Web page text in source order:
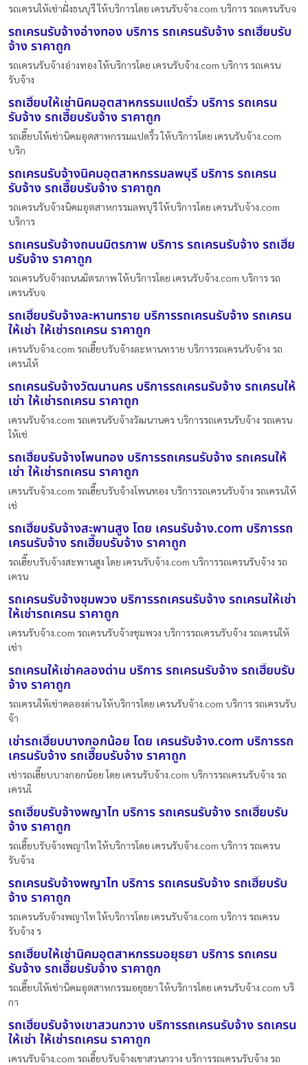
รถเครนให้เช่าฝั่งธนบุรี ให้บริการโดย เครนรับจ้าง.com บริการ รถเครนรับจ
รถเครนรับจ้างอ่างทอง บริการ รถเครนรับจ้าง รถเฮี๊ยบรับ
จ้าง ราคาถูก
รถเครนรับจ้างอ่างทอง ให้บริการโดย เครนรับจ้าง.com บริการ รถเครน
รับจ้าง
รถเฮี๊ยบให้เช่านิคมอุตสาหกรรมแปดริ้ว บริการ รถเครน
รับจ้าง รถเฮี๊ยบรับจ้าง ราคาถูก
รถเฮี๊ยบให้เช่านิคมอุตสาหกรรมแปดริ้ว ให้บริการโดย เครนรับจ้าง.com
บริก
รถเครนรับจ้างนิคมอุตสาหกรรมลพบุรี บริการ รถเครน
รับจ้าง รถเฮี๊ยบรับจ้าง ราคาถูก
รถเครนรับจ้างนิคมอุตสาหกรรมลพบุรี ให้บริการโดย เครนรับจ้าง.com
บริการ
รถเครนรับจ้างถนนมิตรภาพ บริการ รถเครนรับจ้าง รถเฮี๊ย
บรับจ้าง ราคาถูก
รถเครนรับจ้างถนนมิตรภาพ ให้บริการโดย เครนรับจ้าง.com บริการ รถ
เครนรับจ
รถเฮี๊ยบรับจ้างละหานทราย บริการรถเครนรับจ้าง รถเครน
ให้เช่า ให้เช่ารถเครน ราคาถูก
เครนรับจ้าง.com รถเฮี๊ยบรับจ้างละหานทราย บริการรถเครนรับจ้าง รถ
เครนให้
รถเครนรับจ้างวัฒนานคร บริการรถเครนรับจ้าง รถเครนให้
เช่า ให้เช่ารถเครน ราคาถูก
เครนรับจ้าง.com รถเครนรับจ้างวัฒนานคร บริการรถเครนรับจ้าง รถเครน
ให้เช่
รถเฮี๊ยบรับจ้างโพนทอง บริการรถเครนรับจ้าง รถเครนให้
เช่า ให้เช่ารถเครน ราคาถูก
เครนรับจ้าง.com รถเฮี๊ยบรับจ้างโพนทอง บริการรถเครนรับจ้าง รถเครนให้
เช่
รถเฮี๊ยบรับจ้างสะพานสูง โดย เครนรับจ้าง.com บริการรถ
เครนรับจ้าง รถเฮี๊ยบรับจ้าง ราคาถูก
รถเฮี๊ยบรับจ้างสะพานสูง โดย เครนรับจ้าง.com บริการรถเครนรับจ้าง รถ
เครน
รถเครนรับจ้างชุมพวง บริการรถเครนรับจ้าง รถเครนให้เช่า
ให้เช่ารถเครน ราคาถูก
เครนรับจ้าง.com รถเครนรับจ้างชุมพวง บริการรถเครนรับจ้าง รถเครนให้
เช่า
รถเครนให้เช่าคลองด่าน บริการ รถเครนรับจ้าง รถเฮี๊ยบรับ
จ้าง ราคาถูก
รถเครนให้เช่าคลองด่าน ให้บริการโดย เครนรับจ้าง.com บริการ รถเครนรับ
จ้า
เช่ารถเฮี๊ยบบางกอกน้อย โดย เครนรับจ้าง.com บริการรถ
เครนรับจ้าง รถเฮี๊ยบรับจ้าง ราคาถูก
เช่ารถเฮี๊ยบบางกอกน้อย โดย เครนรับจ้าง.com บริการรถเครนรับจ้าง รถ
เครนใ
รถเฮี๊ยบรับจ้างพญาไท บริการ รถเครนรับจ้าง รถเฮี๊ยบรับ
จ้าง ราคาถูก
รถเฮี๊ยบรับจ้างพญาไท ให้บริการโดย เครนรับจ้าง.com บริการ รถเครน
รับจ้าง
รถเครนรับจ้างพญาไท บริการ รถเครนรับจ้าง รถเฮี๊ยบรับ
จ้าง ราคาถูก
รถเครนรับจ้างพญาไท ให้บริการโดย เครนรับจ้าง.com บริการ รถเครน
รับจ้าง ร
รถเฮี๊ยบให้เช่านิคมอุตสาหกรรมอยุธยา บริการ รถเครน
รับจ้าง รถเฮี๊ยบรับจ้าง ราคาถูก
รถเฮี๊ยบให้เช่านิคมอุตสาหกรรมอยุธยา ให้บริการโดย เครนรับจ้าง.com บริ
กา
รถเฮี๊ยบรับจ้างเขาสวนกวาง บริการรถเครนรับจ้าง รถเครน
ให้เช่า ให้เช่ารถเครน ราคาถูก
เครนรับจ้าง.com รถเฮี๊ยบรับจ้างเขาสวนกวาง บริการรถเครนรับจ้าง รถ